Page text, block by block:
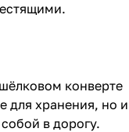
конверте
для хранения, но и
в дорогу.